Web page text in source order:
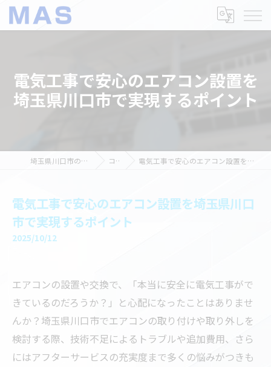
電気工事で安心のエアコン設置を
埼玉県川口市で実現するポイント
埼玉県川口市の電気工事ならMAS コラム 電気工事で安心のエアコン設置を埼玉県川口市で実現するポイント
電気工事で安心のエアコン設置を埼玉県川口
市で実現するポイント
2025/10/12
エアコンの設置や交換で、「本当に安全に電気工事がで
きているのだろうか？」と心配になったことはありませ
んか？埼玉県川口市でエアコンの取り付けや取り外しを
検討する際、技術不足によるトラブルや追加費用、さら
にはアフターサービスの充実度まで多くの悩みがつきも